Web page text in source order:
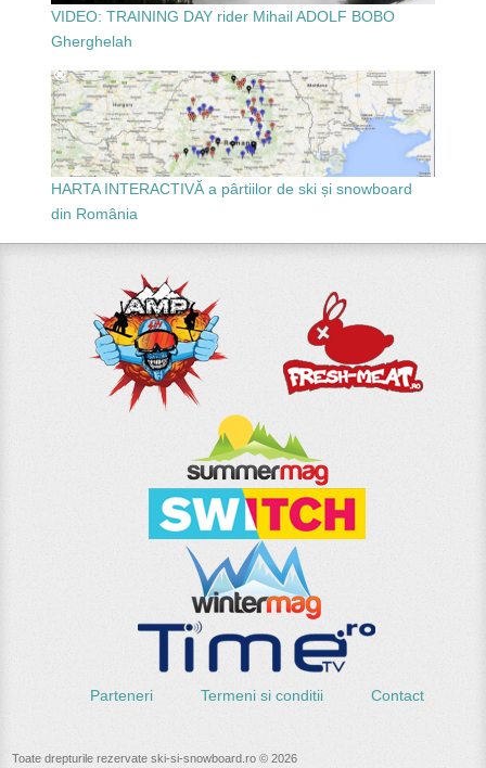
VIDEO: TRAINING DAY rider Mihail ADOLF BOBO
Gherghelah
HARTA INTERACTIVĂ a pârtiilor de ski și snowboard
din România
Parteneri Termeni si conditii Contact
Toate drepturile rezervate ski-si-snowboard.ro © 2026